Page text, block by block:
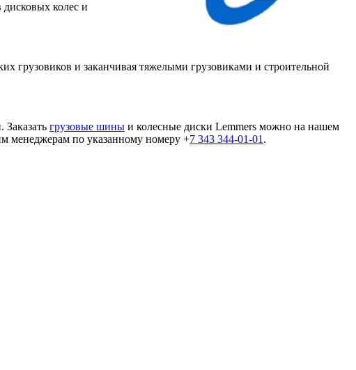
колес и
грузовиков и заканчивая тяжелыми грузовиками и строительной
грузовые шины и колесные диски Lemmers можно на нашем
менеджерам по указанному номеру +7 343 344-01-01 .